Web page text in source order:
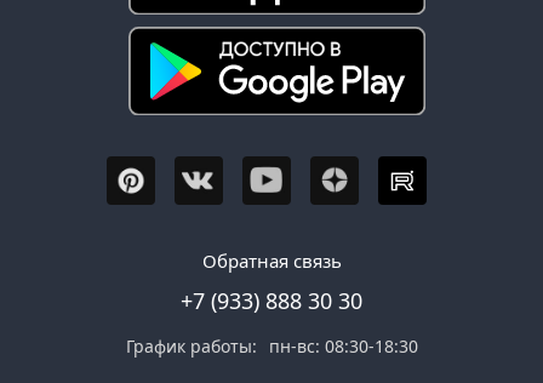
Обратная связь
+7 (933) 888 30 30
График работы: пн-вс: 08:30-18:30